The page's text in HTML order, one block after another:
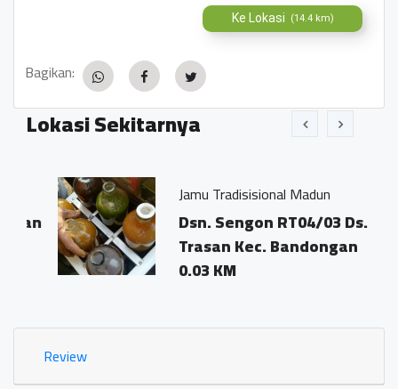
Ke Lokasi (14.4 km)
Bagikan:
Lokasi Sekitarnya
Jamu Tradisisional Madun
Dsn. Sengon RT04/03 Ds.
Trasan Kec. Bandongan
0.03 KM
Review